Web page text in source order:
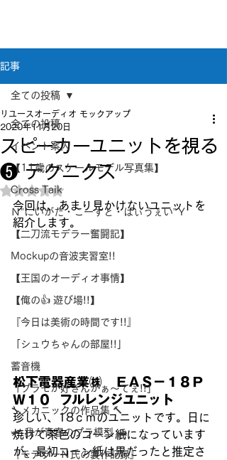
記事
全ての投稿
イベント案内
【11歳のスケールモデル写真集】
Cross Taik
Ｎ”にいがた・こーすと・はぃうぇい”Ｙ
【二刀流モデラー奮闘記】
Mockupの音波実習室!!
【王国のオーディオ事情】
【俺の👍 遊び場!!】
『今日は美術の時間です!!』
「シュウちゃんの部屋!!」
蓄音機
「プラモが好きんがぁ～てぇ!!」
🔧メカニックの作品集 🔨
🛩 我が青春のプラ模型 🛥
『モデラーＮ氏の製作記録』
全ての投稿
スピーカーユニットを視る
❺ テクニクス
リユースオーディオ モックアップ
2020年11月20日
5つ星のうちNaNと評価されています。
今回は、あまり見かけないユニットを
紹介します。
松下電器産業㈱   ＥＡＳ－１８Ｐ
Ｗ１０  フルレンジユニット
珍しい、18ｃｍのユニットです。日に
焼けて茶色のコーン紙になっています
が、最初コーン紙は黒だったと推定さ